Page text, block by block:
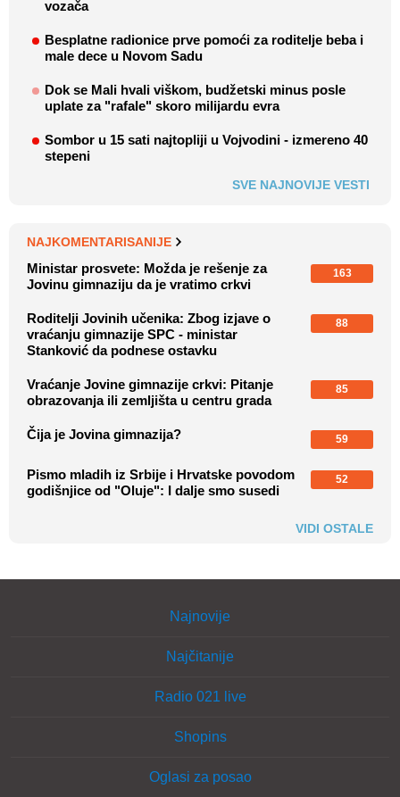
vozača
Besplatne radionice prve pomoći za roditelje beba i
male dece u Novom Sadu
Dok se Mali hvali viškom, budžetski minus posle
uplate za "rafale" skoro milijardu evra
Sombor u 15 sati najtopliji u Vojvodini - izmereno 40
stepeni
SVE NAJNOVIJE VESTI
NAJKOMENTARISANIJE
Ministar prosvete: Možda je rešenje za
Jovinu gimnaziju da je vratimo crkvi
163
Roditelji Jovinih učenika: Zbog izjave o
vraćanju gimnazije SPC - ministar
Stanković da podnese ostavku
88
Vraćanje Jovine gimnazije crkvi: Pitanje
obrazovanja ili zemljišta u centru grada
85
Čija je Jovina gimnazija? 59
Pismo mladih iz Srbije i Hrvatske povodom
godišnjice od "Oluje": I dalje smo susedi
52
VIDI OSTALE
Najnovije
Najčitanije
Radio 021 live
Shopins
Oglasi za posao